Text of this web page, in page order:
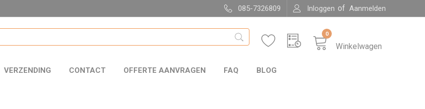
085-7326809 Inloggen of Aanmelden
Winkelwagen
0
VERZENDING CONTACT OFFERTE AANVRAGEN FAQ BLOG